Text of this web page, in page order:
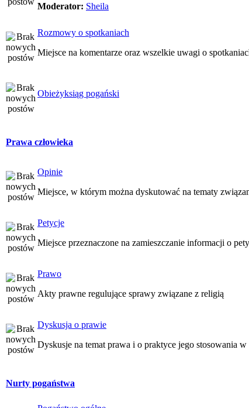
Moderator: Sheila
Rozmowy o spotkaniach
Miejsce na komentarze oraz wszelkie uwagi o
Obieżyksiąg pogański
Prawa człowieka
Opinie
Miejsce, w którym można dyskutować na tematy
Petycje
Miejsce przeznaczone na zamieszczanie informacji o
Prawo
Akty prawne regulujące sprawy związane z religią
Dyskusja o prawie
Dyskusje na temat prawa i o praktyce jego stosowania
Nurty pogaństwa